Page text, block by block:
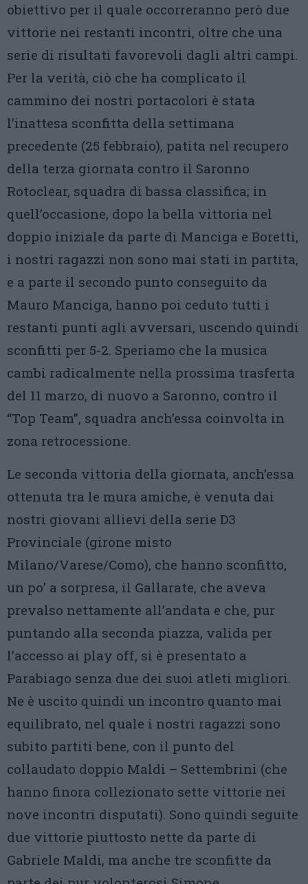
obiettivo per il quale occorreranno però due
vittorie nei restanti incontri, oltre che una
serie di risultati favorevoli dagli altri campi.
Per la verità, ciò che ha complicato il
cammino dei nostri portacolori è stata
l’inattesa sconfitta della settimana
precedente (25 febbraio), patita nel recupero
della terza giornata contro il Saronno
Rotoclear, squadra di bassa classifica; in
quell’occasione, dopo la bella vittoria nel
doppio iniziale da parte di Manciga e Boretti,
i nostri ragazzi non sono mai stati in partita,
e a parte il secondo punto conseguito da
Mauro Manciga, hanno poi ceduto tutti i
restanti punti agli avversari, uscendo quindi
sconfitti per 5-2. Speriamo che la musica
cambi radicalmente nella prossima trasferta
del 11 marzo, di nuovo a Saronno, contro il
“Top Team”, squadra anch’essa coinvolta in
zona retrocessione.
Le seconda vittoria della giornata, anch’essa
ottenuta tra le mura amiche, è venuta dai
nostri giovani allievi della serie D3
Provinciale (girone misto
Milano/Varese/Como), che hanno sconfitto,
un po’ a sorpresa, il Gallarate, che aveva
prevalso nettamente all’andata e che, pur
puntando alla seconda piazza, valida per
l’accesso ai play off, si è presentato a
Parabiago senza due dei suoi atleti migliori.
Ne è uscito quindi un incontro quanto mai
equilibrato, nel quale i nostri ragazzi sono
subito partiti bene, con il punto del
collaudato doppio Maldi – Settembrini (che
hanno finora collezionato sette vittorie nei
nove incontri disputati). Sono quindi seguite
due vittorie piuttosto nette da parte di
Gabriele Maldi, ma anche tre sconfitte da